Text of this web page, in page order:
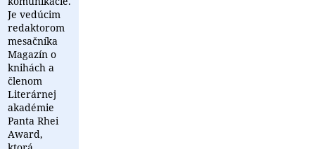
Je vedúcim
redaktorom
mesačníka
Magazín o
knihách a
členom
Literárnej
akadémie
Panta Rhei
Award,